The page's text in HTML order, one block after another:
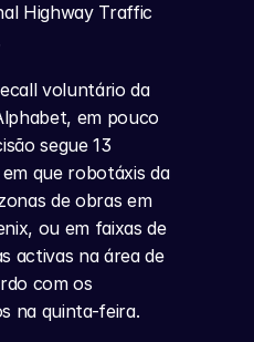
Highway Traffic
voluntário da
em pouco
segue 13
que robotáxis da
de obras em
ou em faixas de
activas na área de
com os
na quinta-feira.